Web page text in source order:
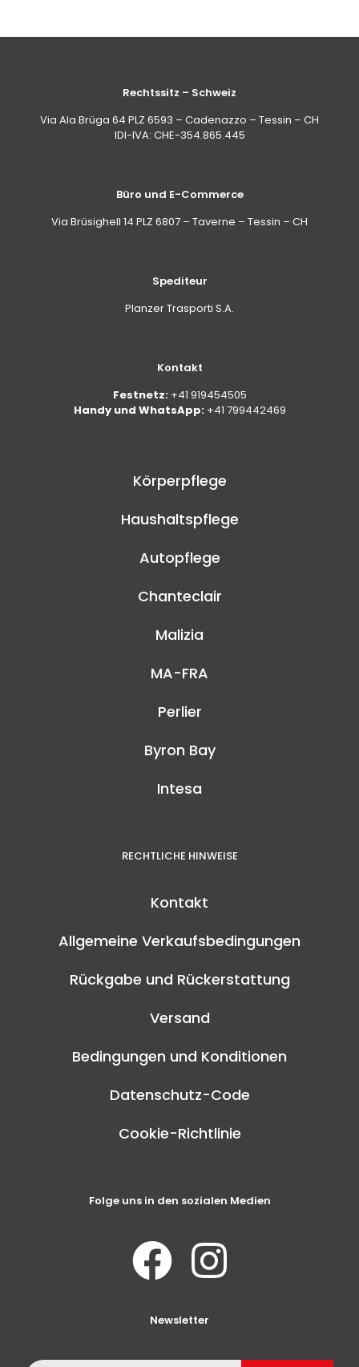
Rechtssitz – Schweiz
Via Ala Brüga 64 PLZ 6593 – Cadenazzo – Tessin – CH
IDI-IVA: CHE-354.865.445
Büro und E-Commerce
Via Brüsighell 14 PLZ 6807 – Taverne – Tessin – CH
Spediteur
Planzer Trasporti S.A.
Kontakt
Festnetz: +41 919454505
Handy und WhatsApp: +41 799442469
Körperpflege
Haushaltspflege
Autopflege
Chanteclair
Malizia
MA-FRA
Perlier
Byron Bay
Intesa
RECHTLICHE HINWEISE
Kontakt
Allgemeine Verkaufsbedingungen
Rückgabe und Rückerstattung
Versand
Bedingungen und Konditionen
Datenschutz-Code
Cookie-Richtlinie
Folge uns in den sozialen Medien
Newsletter